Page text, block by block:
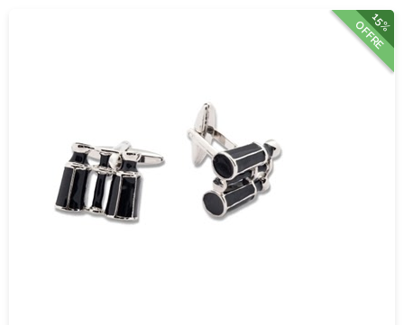
15%
OFFRE